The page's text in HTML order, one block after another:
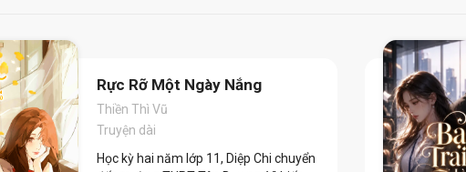
Rực Rỡ Một Ngày Nắng
Thiền Thì Vũ
Truyện dài
Học kỳ hai năm lớp 11, Diệp Chi chuyển